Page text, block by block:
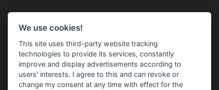
Turnverein Trappenkamp e.V.
24610 Trappenkamp
We use cookies!
This site uses third-party website tracking
technologies to provide its services, constantly
improve and display advertisements according to
users' interests. I agree to this and can revoke or
change my consent at any time with effect for the